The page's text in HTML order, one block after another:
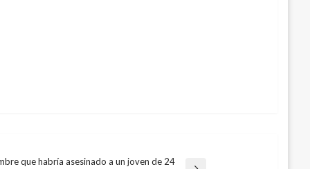
que habría asesinado a un joven de 24